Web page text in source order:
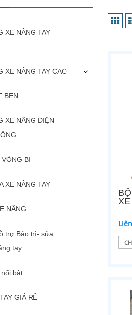
XE NÂNG TAY
XE NÂNG TAY CAO
BEN
XE NÂNG ĐIỆN
BI
XE NÂNG TAY
NÂNG
trợ Bảo trì- sửa
tay
nổi bật
GIÁ RẺ